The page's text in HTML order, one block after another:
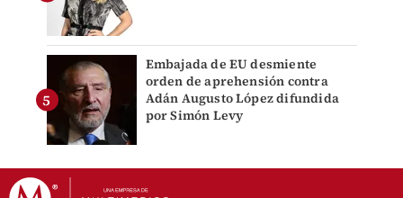
Embajada de EU desmiente
orden de aprehensión contra
Adán Augusto López difundida
por Simón Levy